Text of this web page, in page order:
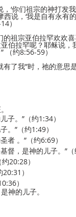
‘你们祖宗的神打发
说，‘我是自有永有
）
祖宗亚伯拉罕欢欢
伯拉罕呢？耶稣说
（约8:56-59）
了我”时，祂的意思
子。”（约1:34）
。”（约1:49）
者 。”（约6:69）
督，是神的儿子。”（
20:28）
）
）
神的儿子。